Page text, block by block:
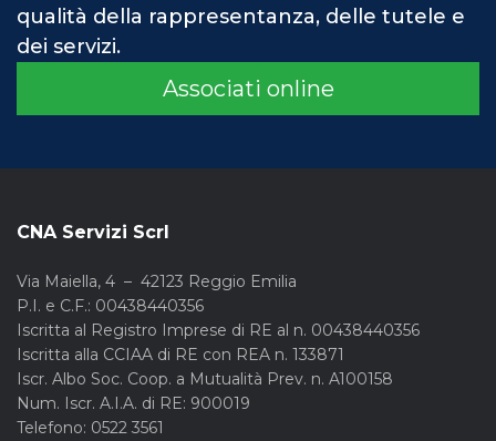
qualità della rappresentanza, delle tutele e
dei servizi.
Associati online
CNA Servizi Scrl
Via Maiella, 4 – 42123 Reggio Emilia
P.I. e C.F.: 00438440356
Iscritta al Registro Imprese di RE al n. 00438440356
Iscritta alla CCIAA di RE con REA n. 133871
Iscr. Albo Soc. Coop. a Mutualità Prev. n. A100158
Num. Iscr. A.I.A. di RE: 900019
Telefono: 0522 3561